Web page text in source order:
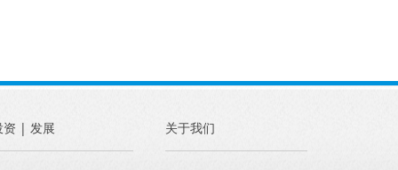
资 | 发展 关于我们